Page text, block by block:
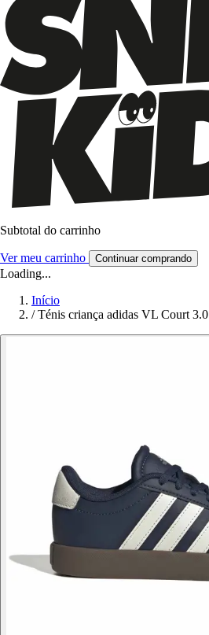
Subtotal do carrinho
Ver meu carrinho Continuar comprando
Loading...
Início
/ Ténis criança adidas VL Court 3.0